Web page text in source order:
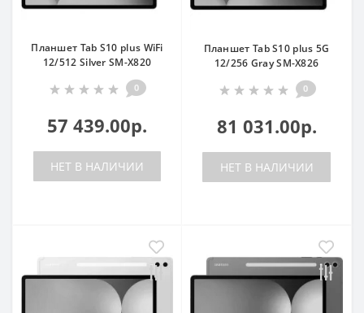
Планшет Tab S10 plus WiFi
12/512 Silver SM-X820
0
57 439.00р.
НЕТ В НАЛИЧИИ
Планшет Tab S10 plus 5G
12/256 Gray SM-X826
0
81 031.00р.
НЕТ В НАЛИЧИИ